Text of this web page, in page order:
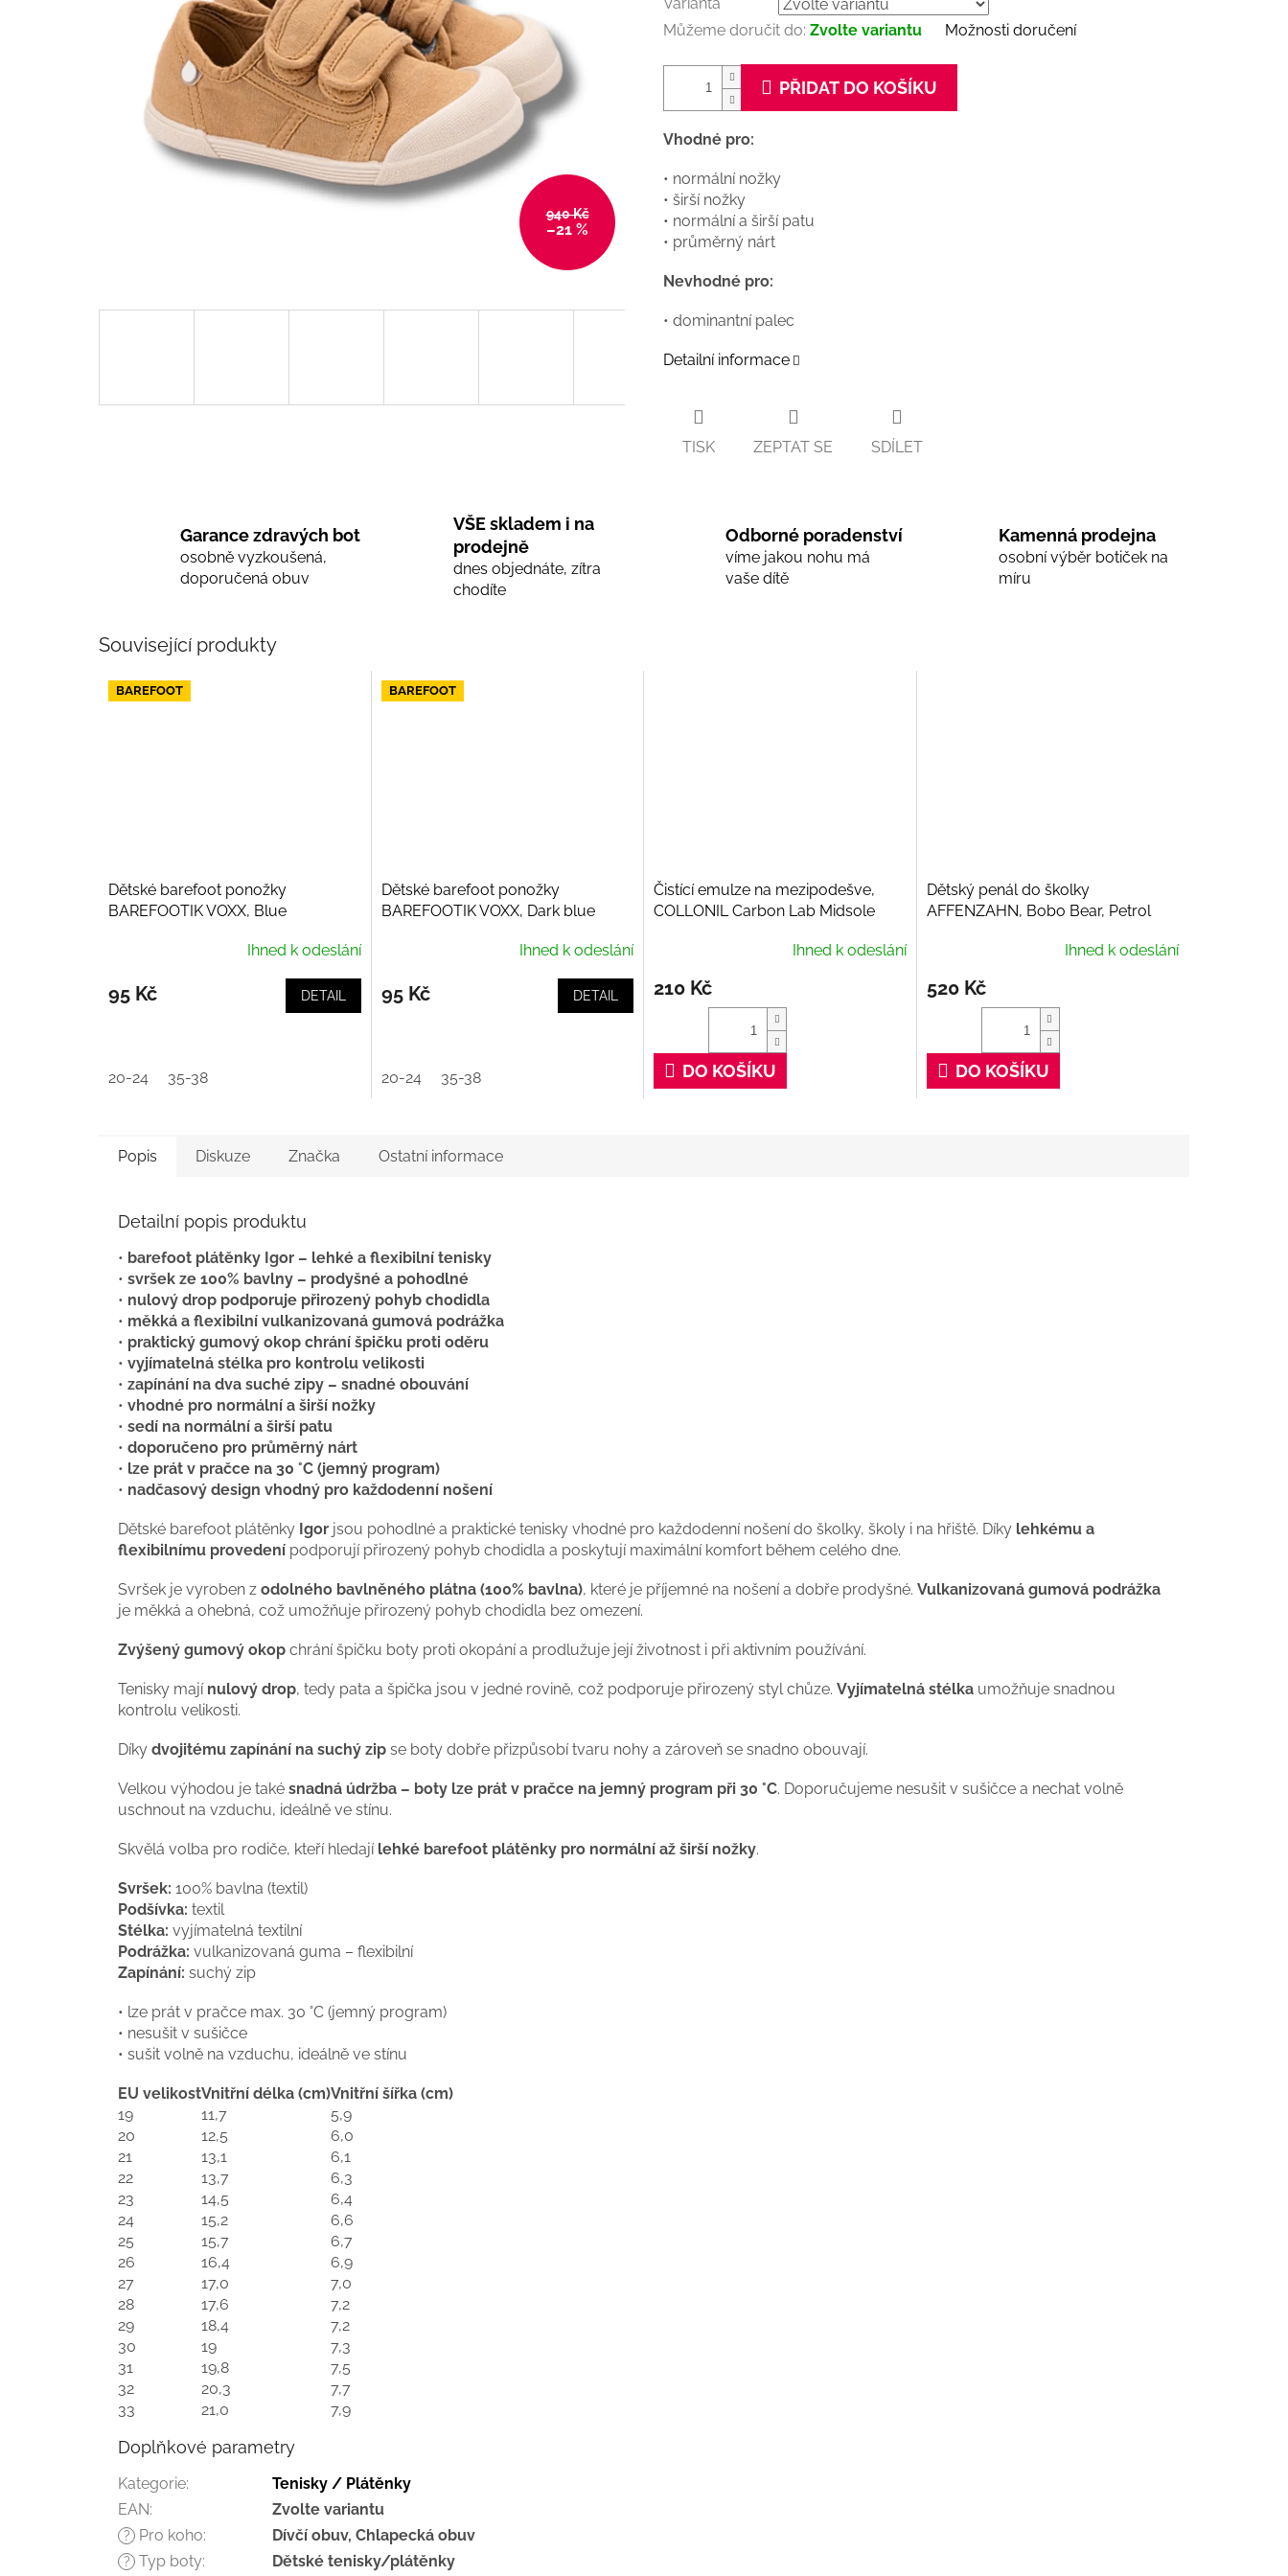
940 Kč
–21 %
Varianta
Můžeme doručit do: Zvolte variantu Možnosti doručení
PŘIDAT DO KOŠÍKU
Vhodné pro:
• normální nožky
• širší nožky
• normální a širší patu
• průměrný nárt
Nevhodné pro:
• dominantní palec
Detailní informace
TISK ZEPTAT SE SDÍLET
Garance zdravých bot
osobně vyzkoušená,
doporučená obuv
VŠE skladem i na
prodejně
dnes objednáte, zítra
chodíte
Odborné poradenství
víme jakou nohu má
vaše dítě
Kamenná prodejna
osobní výběr botiček na
míru
Související produkty
BAREFOOT
Dětské barefoot ponožky
BAREFOOTIK VOXX, Blue
Ihned k odeslání
95 Kč DETAIL
20-24 35-38
BAREFOOT
Dětské barefoot ponožky
BAREFOOTIK VOXX, Dark blue
Ihned k odeslání
95 Kč DETAIL
20-24 35-38
Čistící emulze na mezipodešve,
COLLONIL Carbon Lab Midsole
Ihned k odeslání
210 Kč
DO KOŠÍKU
Dětský penál do školky
AFFENZAHN, Bobo Bear, Petrol
Ihned k odeslání
520 Kč
DO KOŠÍKU
Popis Diskuze Značka Ostatní informace
Detailní popis produktu
• barefoot plátěnky Igor – lehké a flexibilní tenisky
• svršek ze 100% bavlny – prodyšné a pohodlné
• nulový drop podporuje přirozený pohyb chodidla
• měkká a flexibilní vulkanizovaná gumová podrážka
• praktický gumový okop chrání špičku proti oděru
• vyjímatelná stélka pro kontrolu velikosti
• zapínání na dva suché zipy – snadné obouvání
• vhodné pro normální a širší nožky
• sedí na normální a širší patu
• doporučeno pro průměrný nárt
• lze prát v pračce na 30 °C (jemný program)
• nadčasový design vhodný pro každodenní nošení
Dětské barefoot plátěnky Igor jsou pohodlné a praktické tenisky vhodné pro každodenní nošení do školky, školy i na hřiště. Díky lehkému a
flexibilnímu provedení podporují přirozený pohyb chodidla a poskytují maximální komfort během celého dne.
Svršek je vyroben z odolného bavlněného plátna (100% bavlna), které je příjemné na nošení a dobře prodyšné. Vulkanizovaná gumová podrážka
je měkká a ohebná, což umožňuje přirozený pohyb chodidla bez omezení.
Zvýšený gumový okop chrání špičku boty proti okopání a prodlužuje její životnost i při aktivním používání.
Tenisky mají nulový drop, tedy pata a špička jsou v jedné rovině, což podporuje přirozený styl chůze. Vyjímatelná stélka umožňuje snadnou
kontrolu velikosti.
Díky dvojitému zapínání na suchý zip se boty dobře přizpůsobí tvaru nohy a zároveň se snadno obouvají.
Velkou výhodou je také snadná údržba – boty lze prát v pračce na jemný program při 30 °C. Doporučujeme nesušit v sušičce a nechat volně
uschnout na vzduchu, ideálně ve stínu.
Skvělá volba pro rodiče, kteří hledají lehké barefoot plátěnky pro normální až širší nožky.
Svršek: 100% bavlna (textil)
Podšívka: textil
Stélka: vyjímatelná textilní
Podrážka: vulkanizovaná guma – flexibilní
Zapínání: suchý zip
• lze prát v pračce max. 30 °C (jemný program)
• nesušit v sušičce
• sušit volně na vzduchu, ideálně ve stínu
EU velikostVnitřní délka (cm)Vnitřní šířka (cm)
19
11,7
5,9
20
12,5
6,0
21
13,1
6,1
22
13,7
6,3
23
14,5
6,4
24
15,2
6,6
25
15,7
6,7
26
16,4
6,9
27
17,0
7,0
28
17,6
7,2
29
18,4
7,2
30
19
7,3
31
19,8
7,5
32
20,3
7,7
33
21,0 7,9
Doplňkové parametry
Kategorie:
Tenisky / Plátěnky
EAN: Zvolte variantu
? Pro koho: Dívčí obuv, Chlapecká obuv
? Typ boty: Dětské tenisky/plátěnky